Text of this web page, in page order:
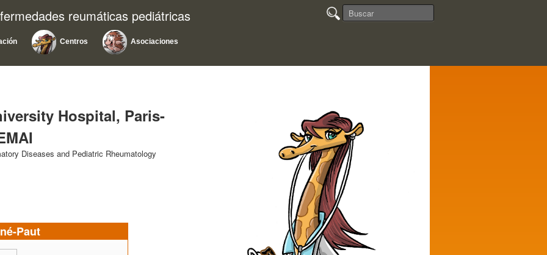
reumáticas pediátricas
Centros Asociaciones
Hospital, Paris-
Diseases and Pediatric Rheumatology
Paut